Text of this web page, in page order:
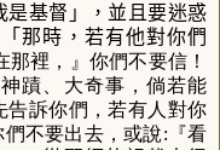
是基督」，並且要迷惑
「那時，若有他對你們
那裡，』你們不要信！
蹟、大奇事，倘若能
告訴你們，若有人對你
不要出去，或說:『看